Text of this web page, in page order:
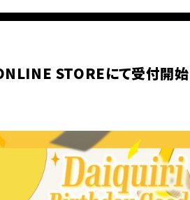
STOREにて受付開始